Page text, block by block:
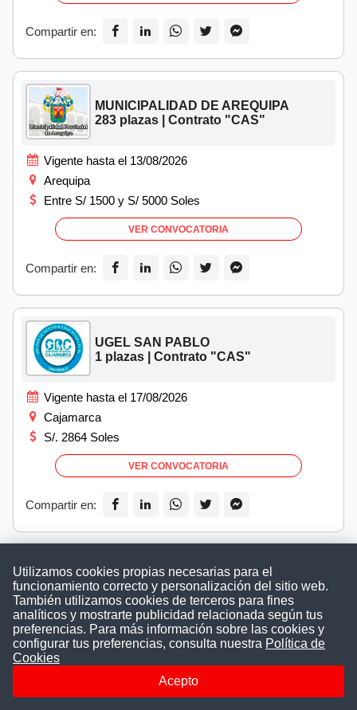
Compartir en:
MUNICIPALIDAD DE AREQUIPA
283 plazas | Contrato "CAS"
Vigente hasta el 13/08/2026
Arequipa
Entre S/ 1500 y S/ 5000 Soles
VER CONVOCATORIA
Compartir en:
UGEL SAN PABLO
1 plazas | Contrato "CAS"
Vigente hasta el 17/08/2026
Cajamarca
S/. 2864 Soles
VER CONVOCATORIA
Compartir en:
MUNICIPALIDAD DE PACUCHA
1 plazas | Contrato "CAS"
Vigente hasta el 17/08/2026
Apurímac
Utilizamos cookies propias necesarias para el
funcionamiento correcto y personalización del sitio web.
También utilizamos cookies de terceros para fines
analíticos y mostrarte publicidad relacionada según tus
preferencias. Para más información sobre las cookies y
configurar tus preferencias, consulta nuestra Política de
Cookies
Acepto